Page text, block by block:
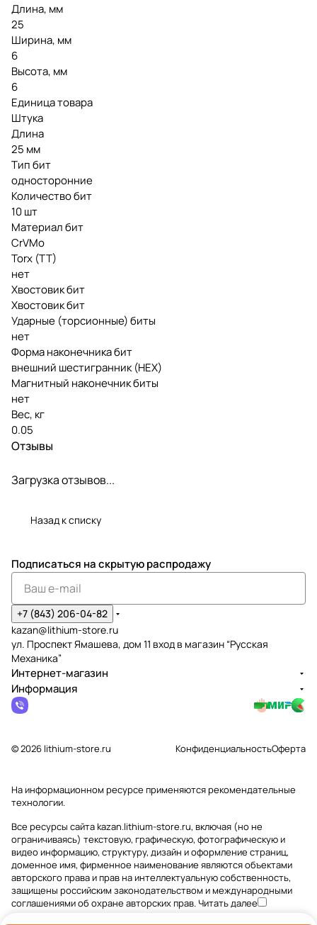
Длина, мм
25
Ширина, мм
6
Высота, мм
6
Единица товара
Штука
Длина
25 мм
Тип бит
односторонние
Количество бит
10 шт
Материал бит
CrVMo
Torx (TT)
нет
Хвостовик бит
Хвостовик бит
Ударные (торсионные) биты
нет
Форма наконечника бит
внешний шестигранник (HEX)
Магнитный наконечник биты
нет
Вес, кг
0.05
Отзывы
Загрузка отзывов...
Назад к списку
Подписаться на скрытую распродажу
+7 (843) 206-04-82
kazan@lithium-store.ru
ул. Проспект Ямашева, дом 11 вход в магазин “Русская
Механика”
Интернет-магазин
Информация
© 2026 lithium-store.ru КонфиденциальностьОферта
На информационном ресурсе применяютсярекомендательные
технологии.
Все ресурсы сайта kazan.lithium-store.ru, включая (но не
ограничиваясь) текстовую, графическую, фотографическую и
видео информацию, структуру, дизайн и оформление страниц,
доменное имя, фирменное наименование являются объектами
авторского права и прав на интеллектуальную собственность,
защищены российским законодательством и международными
соглашениями об охране авторских прав.Читать далее